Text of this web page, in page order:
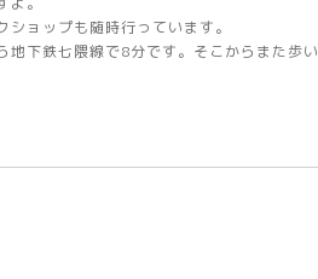
ョップも随時行っています。
下鉄七隈線で8分です。そこからまた歩い